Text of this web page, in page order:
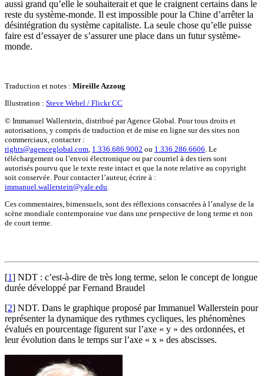
aussi grand qu’elle le souhaiterait et que le craignent certains dans le
reste du système-monde. Il est impossible pour la Chine d’arrêter la
désintégration du système capitaliste. La seule chose qu’elle puisse
faire est d’essayer de s’assurer une place dans un futur système-
monde.
Traduction et notes : Mireille Azzoug
Illustration : Steve Webel / Flickr CC
© Immanuel Wallerstein, distribué par Agence Global. Pour tous droits et
autorisations, y compris de traduction et de mise en ligne sur des sites non
commerciaux, contacter :
rights@agenceglobal.com 1.336.686.9002 ou 1.336.286.6606 . Le
téléchargement ou l’envoi électronique ou par courriel à des tiers sont
autorisés pourvu que le texte reste intact et que la note relative au copyright
soit conservée. Pour contacter l’auteur, écrire à :
immanuel.wallerstein@yale.edu
Ces commentaires, bimensuels, sont des réflexions consacrées à l’analyse de la
scène mondiale contemporaine vue dans une perspective de long terme et non
de court terme.
[1] NDT : c’est-à-dire de très long terme, selon le concept de longue
durée développé par Fernand Braudel
[2] NDT. Dans le graphique proposé par Immanuel Wallerstein pour
représenter la dynamique des rythmes cycliques, les phénomènes
évalués en pourcentage figurent sur l’axe « y » des ordonnées, et
leur évolution dans le temps sur l’axe « x » des abscisses.